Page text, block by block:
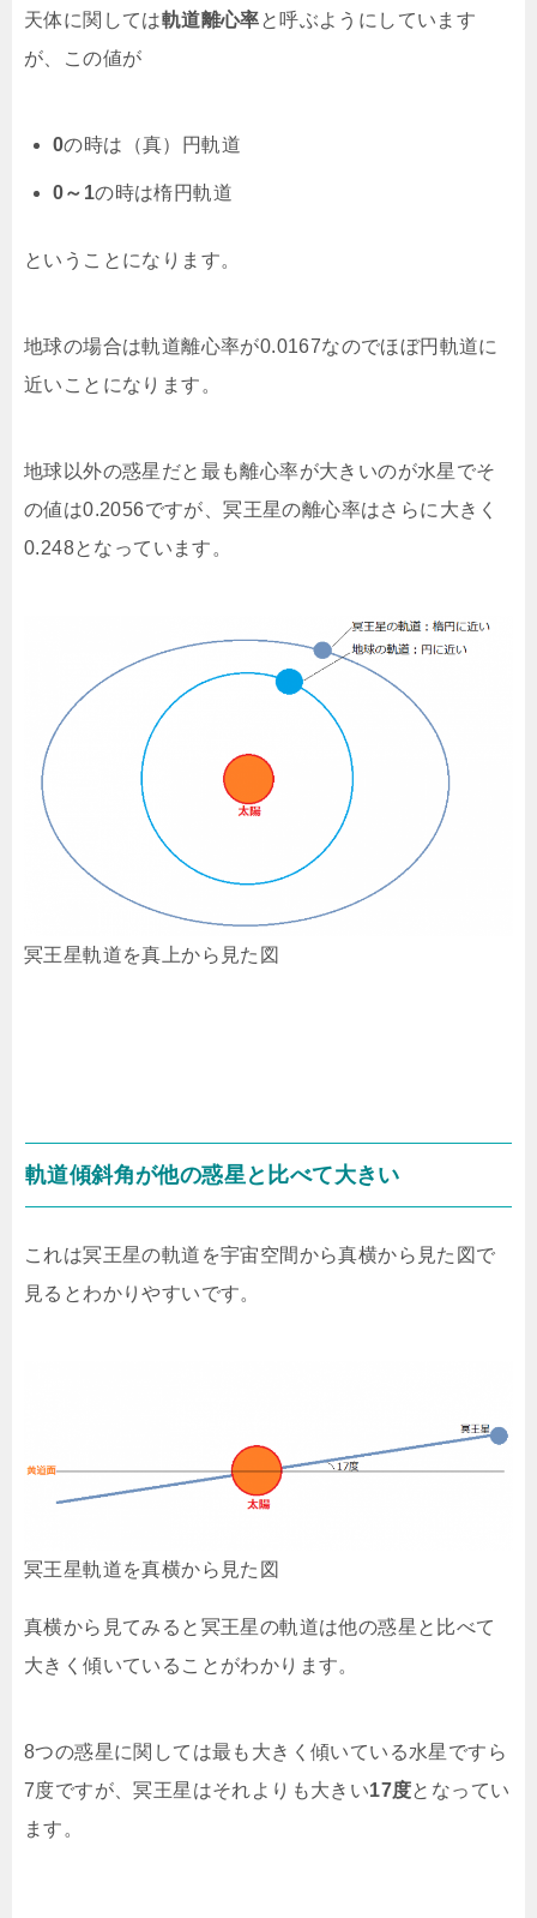
天体に関しては軌道離心率と呼ぶようにしています
が、この値が
0の時は（真）円軌道
0～1の時は楕円軌道
ということになります。
地球の場合は軌道離心率が0.0167なのでほぼ円軌道に
近いことになります。
地球以外の惑星だと最も離心率が大きいのが水星でそ
の値は0.2056ですが、冥王星の離心率はさらに大きく
0.248となっています。
冥王星軌道を真上から見た図
軌道傾斜角が他の惑星と比べて大きい
これは冥王星の軌道を宇宙空間から真横から見た図で
見るとわかりやすいです。
冥王星軌道を真横から見た図
真横から見てみると冥王星の軌道は他の惑星と比べて
大きく傾いていることがわかります。
8つの惑星に関しては最も大きく傾いている水星ですら
7度ですが、冥王星はそれよりも大きい17度となってい
ます。